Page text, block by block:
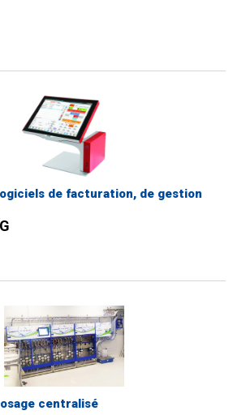
de facturation, de gestion
centralisé